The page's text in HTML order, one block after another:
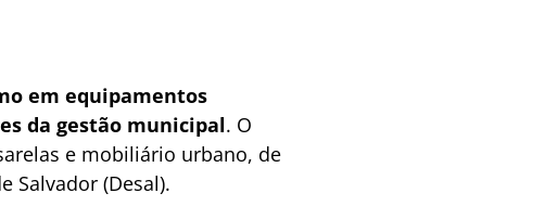
em equipamentos
da gestão municipal. O
e mobiliário urbano, de
Salvador (Desal).